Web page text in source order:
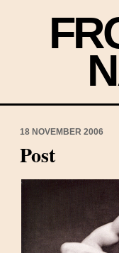
18 NOVEMBER 2006
Post